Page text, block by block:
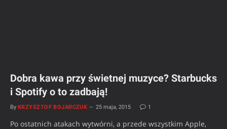
Dobra kawa przy świetnej muzyce? Starbucks
i Spotify o to zadbają!
By KRZYSZTOF BOJARCZUK 25 maja, 2015 1
Po ostatnich atakach wytwórni, a przede wszystkim Apple,